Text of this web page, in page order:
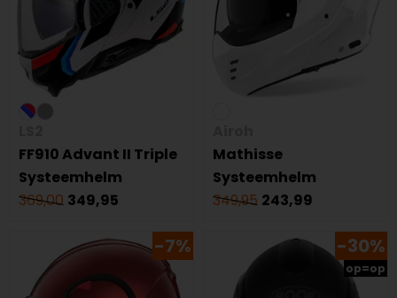
FF910 Advant II Triple
Systeemhelm
369,00 349,95
Mathisse
Systeemhelm
349,95 243,99
-7% -30%
op=op